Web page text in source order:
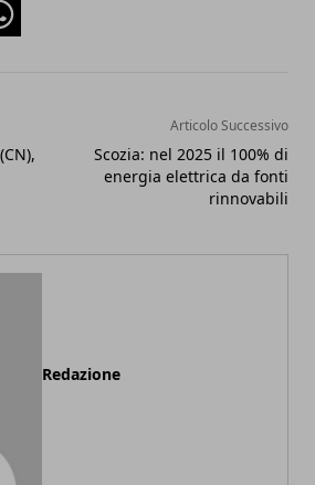
Articolo Successivo
Scozia: nel 2025 il 100% di
energia elettrica da fonti
rinnovabili
Redazione